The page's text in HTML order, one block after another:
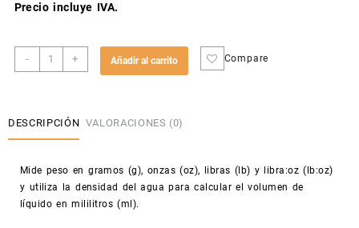
Precio incluye IVA.
-
Balanza
digital
IKS001
cantidad
+ Añadir al carrito Compare
DESCRIPCIÓN VALORACIONES (0)
Mide peso en gramos (g), onzas (oz), libras (lb) y libra:oz (lb:oz)
y utiliza la densidad del agua para calcular el volumen de
líquido en mililitros (ml).